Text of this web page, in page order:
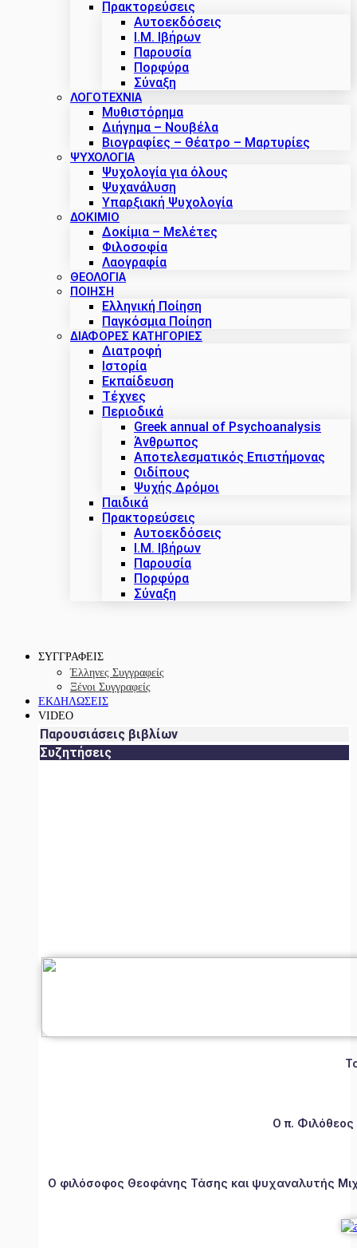
Πρακτoρεύσεις
Αυτοεκδόσεις
Ι.Μ. Ιβήρων
Παρουσία
Πορφύρα
Σύναξη
ΛΟΓΟΤΕΧΝΙΑ
Μυθιστόρημα
Διήγημα – Νουβέλα
Βιογραφίες – Θέατρο – Μαρτυρίες
ΨΥΧΟΛΟΓΙΑ
Ψυχολογία για όλους
Ψυχανάλυση
Υπαρξιακή Ψυχολογία
ΔΟΚΊΜΙΟ
Δοκίμια – Μελέτες
Φιλοσοφία
Λαογραφία
ΘΕΟΛΟΓΙΑ
ΠΟΙΗΣΗ
Ελληνική Ποίηση
Παγκόσμια Ποίηση
ΔΙΑΦΟΡΕΣ ΚΑΤΗΓΟΡΙΕΣ
Διατροφή
Ιστορία
Εκπαίδευση
Τέχνες
Περιοδικά
Greek annual of Psychoanalysis
Άνθρωπος
Αποτελεσματικός Επιστήμονας
Οιδίπους
Ψυχής Δρόμοι
Παιδικά
Πρακτoρεύσεις
Αυτοεκδόσεις
Ι.Μ. Ιβήρων
Παρουσία
Πορφύρα
Σύναξη
ΣΥΓΓΡΑΦΕΙΣ
Έλληνες Συγγραφείς
Ξένοι Συγγραφείς
ΕΚΔΗΛΩΣΕΙΣ
VIDEO
Παρουσιάσεις βιβλίων
Συζητήσεις
Ο π.
Ο φιλόσοφος Θεοφάνης Τάσης και ψυχαναλυτής